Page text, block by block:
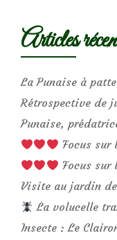
Articles
La Punaise à
Rétrospective de
Punaise,
Focus sur
Focus sur
Visite au jardin
La volucelle
Insecte : Le